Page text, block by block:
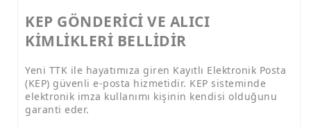
KEP GÖNDERİCİ VE ALICI
KİMLİKLERİ BELLİDİR
Yeni TTK ile hayatımıza giren Kayıtlı Elektronik Posta
(KEP) güvenli e-posta hizmetidir. KEP sisteminde
elektronik imza kullanımı kişinin kendisi olduğunu
garanti eder.